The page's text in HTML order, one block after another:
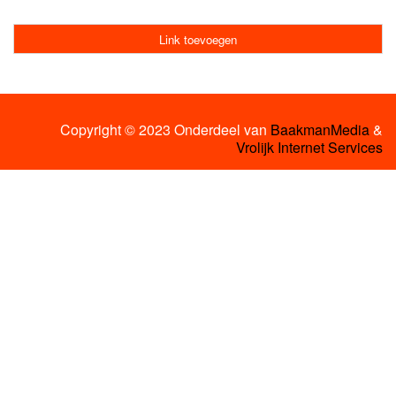
Link toevoegen
Copyright © 2023 Onderdeel van BaakmanMedia&
Vrolijk Internet Services